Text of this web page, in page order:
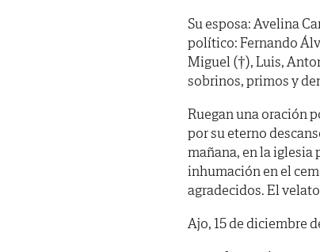
Su esposa: Avelina
político: Fernando
Miguel (†), Luis,
sobrinos, primos y
Ruegan una oración
por su eterno
mañana, en la iglesia
inhumación en el
agradecidos. El
Ajo, 15 de diciembre